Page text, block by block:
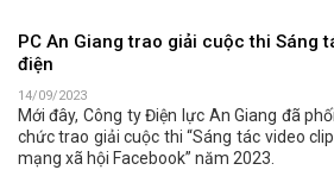
PC An Giang trao giải cuộc thi Sáng
điện
14/09/2023
Mới đây, Công ty Điện lực An Giang đã
chức trao giải cuộc thi “Sáng tác video
mạng xã hội Facebook” năm 2023.